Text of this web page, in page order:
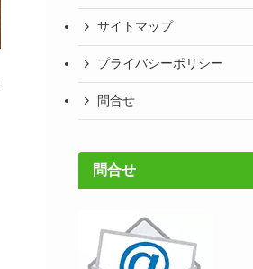
サイトマップ
プライバシーポリシー
問合せ
問合せ